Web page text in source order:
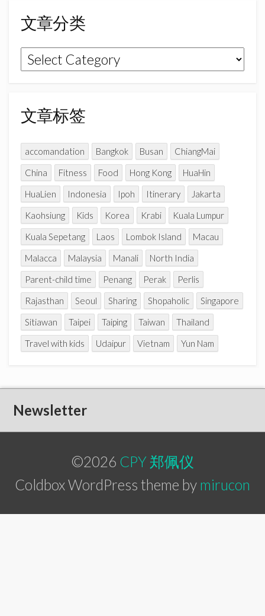
o
o
k
r
a
m
C
h
n
文章分类
文
章
类
文章标签
accomandation Bangkok Busan
ChiangMai
China
Fitness Food Hong Kong
HuaHin
HuaLien
Indonesia Ipoh Itinerary
Jakarta
Kaohsiung
Kids Korea Krabi
Kuala Lumpur
Kuala Sepetang
Laos Lombok Island
Macau
Malacca
Malaysia Manali
North India
Parent-child time
Penang Perak
Perlis
Rajasthan
Seoul Sharing Shopaholic
Singapore
Sitiawan
Taipei Taiping Taiwan
Thailand
Travel with kids
Udaipur Vietnam Yun Nam
Newsletter
©2026 CPY 郑佩仪
Coldbox WordPress theme by mirucon